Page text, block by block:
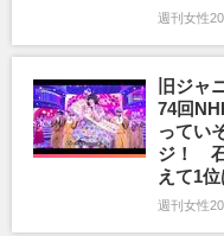
週刊女性
旧ジャ
74回
ってい
ジ！ 石
えて1
週刊女性